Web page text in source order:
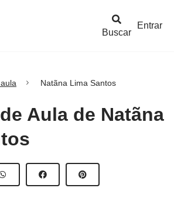
Buscar
Entrar
Natãna Lima Santos
Aula de Natãna